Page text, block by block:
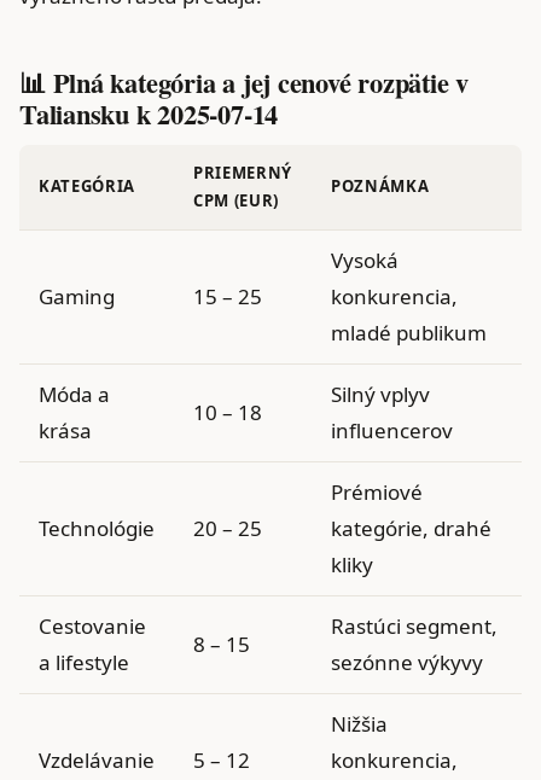
📊 Plná kategória a jej cenové rozpätie v
Taliansku k 2025-07-14
KATEGÓRIA
PRIEMERNÝ
CPM (EUR)
POZNÁMKA
Gaming 15 – 25
Vysoká
konkurencia,
mladé publikum
Móda a
krása
10 – 18
Silný vplyv
influencerov
Technológie 20 – 25
Prémiové
kategórie, drahé
kliky
Cestovanie
a lifestyle
8 – 15
Rastúci segment,
sezónne výkyvy
Vzdelávanie 5 – 12
Nižšia
konkurencia,